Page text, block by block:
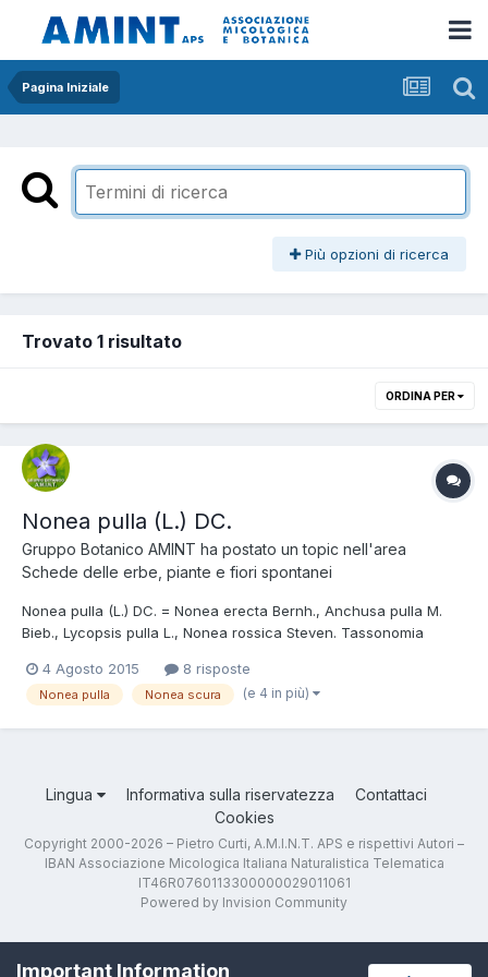
Pagina Iniziale
Più opzioni di ricerca
Trovato 1 risultato
ORDINA PER
Nonea pulla (L.) DC.
Gruppo Botanico AMINT ha postato un topic nell'area
Schede delle erbe, piante e fiori spontanei
Nonea pulla (L.) DC. = Nonea erecta Bernh., Anchusa pulla M.
Bieb., Lycopsis pulla L., Nonea rossica Steven. Tassonomia
scura. Foto e descrizione Pianta erbacea perenne, interamente
setoso-ispida, alta fino a 50...
4 Agosto 2015 8 risposte
Nonea pulla Nonea scura (e 4 in più)
Lingua Informativa sulla riservatezza
Contattaci
Cookies
Copyright 2000-2026 – Pietro Curti, A.M.I.N.T. APS e rispettivi Autori –
IBAN Associazione Micologica Italiana Naturalistica Telematica
IT46R0760113300000029011061
Powered by Invision Community
Important Information